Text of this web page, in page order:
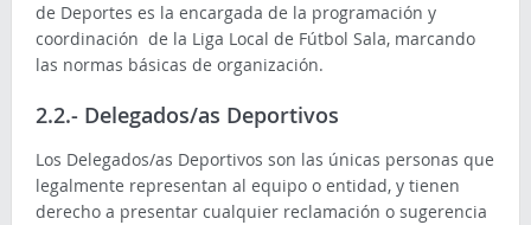
de Deportes es la encargada de la programación y
coordinación de la Liga Local de Fútbol Sala, marcando
las normas básicas de organización.
2.2.- Delegados/as Deportivos
Los Delegados/as Deportivos son las únicas personas que
legalmente representan al equipo o entidad, y tienen
derecho a presentar cualquier reclamación o sugerencia